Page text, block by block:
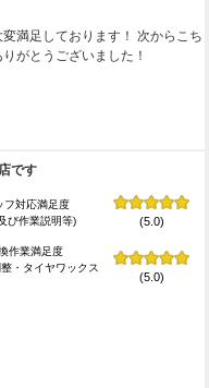
満足しております！ 次からこち
がとうございました！
です
フ対応満足度
び作業説明等)
(5.0)
作業満足度
・タイヤワックス
(5.0)